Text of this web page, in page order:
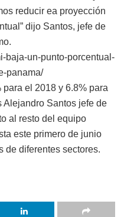
reducir ea proyección
dijo Santos, jefe de
baja-un-punto-porcentual-
panama/
el 2018 y 6.8% para
Santos jefe de
al resto del equipo
este primero de junio
de diferentes sectores.